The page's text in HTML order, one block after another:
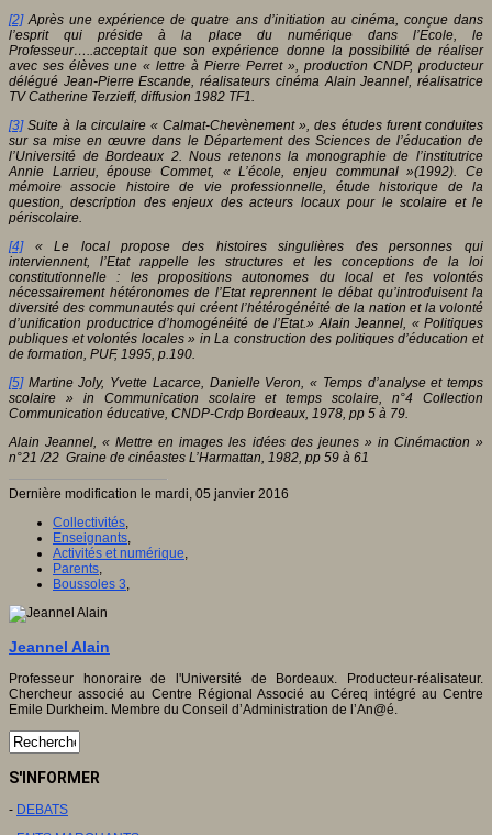
[2]Après une expérience de quatre ans d’initiation au cinéma, conçue dans
l’esprit qui préside à la place du numérique dans l’Ecole, le
Professeur…..acceptait que son expérience donne la possibilité de réaliser
avec ses élèves une « lettre à Pierre Perret », production CNDP, producteur
délégué Jean-Pierre Escande, réalisateurs cinéma Alain Jeannel, réalisatrice
TV Catherine Terzieff, diffusion 1982 TF1.
[3]Suite à la circulaire « Calmat-Chevènement », des études furent conduites
sur sa mise en œuvre dans le Département des Sciences de l’éducation de
l’Université de Bordeaux 2. Nous retenons la monographie de l’institutrice
Annie Larrieu, épouse Commet, « L’école, enjeu communal »(1992). Ce
mémoire associe histoire de vie professionnelle, étude historique de la
question, description des enjeux des acteurs locaux pour le scolaire et le
périscolaire.
[4]« Le local propose des histoires singulières des personnes qui
interviennent, l’Etat rappelle les structures et les conceptions de la loi
constitutionnelle : les propositions autonomes du local et les volontés
nécessairement hétéronomes de l’Etat reprennent le débat qu’introduisent la
diversité des communautés qui créent l’hétérogénéité de la nation et la volonté
d’unification productrice d’homogénéité de l’Etat.» Alain Jeannel, « Politiques
publiques et volontés locales » in La construction des politiques d’éducation et
de formation, PUF, 1995, p.190.
[5]Martine Joly, Yvette Lacarce, Danielle Veron, « Temps d’analyse et temps
scolaire » in Communication scolaire et temps scolaire, n°4 Collection
Communication éducative, CNDP-Crdp Bordeaux, 1978, pp 5 à 79.
Alain Jeannel, « Mettre en images les idées des jeunes » in Cinémaction »
n°21 /22 Graine de cinéastes L’Harmattan, 1982, pp 59 à 61
Dernière modification le mardi, 05 janvier 2016
Collectivités,
Enseignants,
Activités et numérique,
Parents,
Boussoles 3,
Jeannel Alain
Professeur honoraire de l'Université de Bordeaux. Producteur-réalisateur.
Chercheur associé au Centre Régional Associé au Céreq intégré au Centre
Emile Durkheim. Membre du Conseil d’Administration de l’An@é.
S'INFORMER
- DEBATS